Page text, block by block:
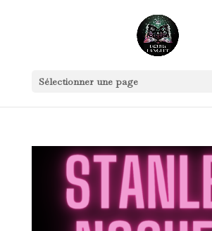
Sélectionner une page